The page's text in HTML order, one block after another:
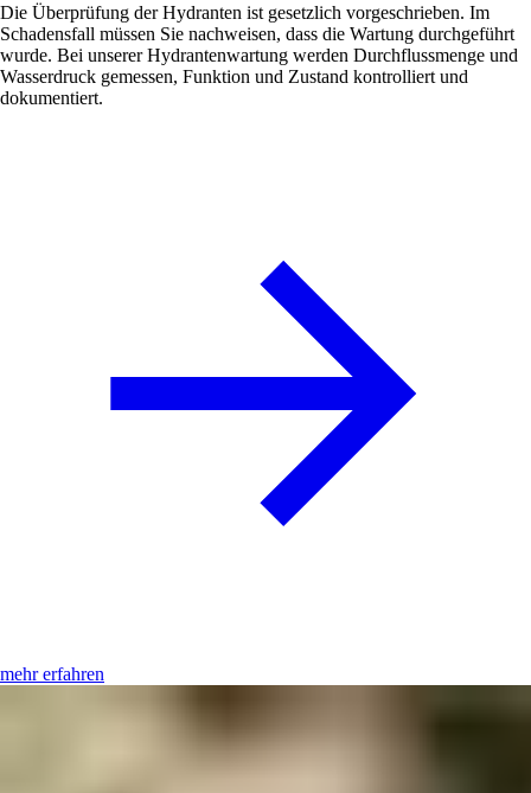
Die Überprüfung der Hydranten ist gesetzlich vorgeschrieben. Im
Schadensfall müssen Sie nachweisen, dass die Wartung durchgeführt
wurde. Bei unserer Hydrantenwartung werden Durchflussmenge und
Wasserdruck gemessen, Funktion und Zustand kontrolliert und
dokumentiert.
mehr erfahren